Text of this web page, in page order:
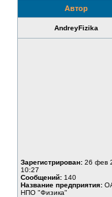
Автор
AndreyFizika
Зарегистрирован: 26 фев
10:27
Сообщений: 140
Название предприятия:
НПО "Физика"